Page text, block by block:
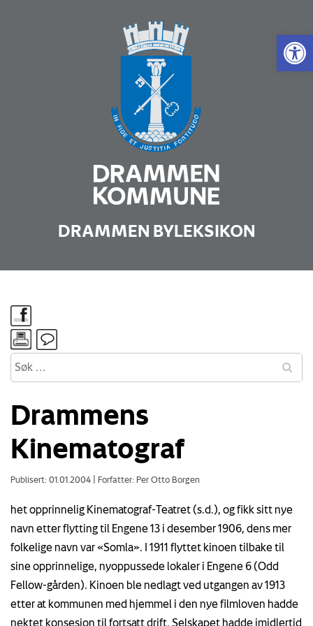
Vis
DRAMMEN BYLEKSIKON
Drammens
Kinematograf
Publisert: 01.01.2004 Forfatter: Per Otto Borgen
het opprinnelig Kinematograf-Teatret (s.d.), og fikk sitt nye
navn etter flytting til Engene 13 i desember 1906, dens mer
folkelige navn var «Somla». I 1911 flyttet kinoen tilbake til
sine opprinnelige, nyoppussede lokaler i Engene 6 (Odd
Fellow-gården). Kinoen ble nedlagt ved utgangen av 1913
etter at kommunen med hjemmel i den nye filmloven hadde
nektet konsesjon til fortsatt drift. Selskapet hadde imidlertid